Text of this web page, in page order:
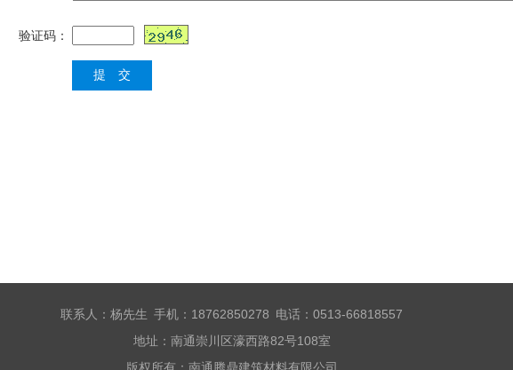
验证码：
联系人：杨先生 手机：18762850278 电话：0513-66818557
地址：南通崇川区濠西路82号108室